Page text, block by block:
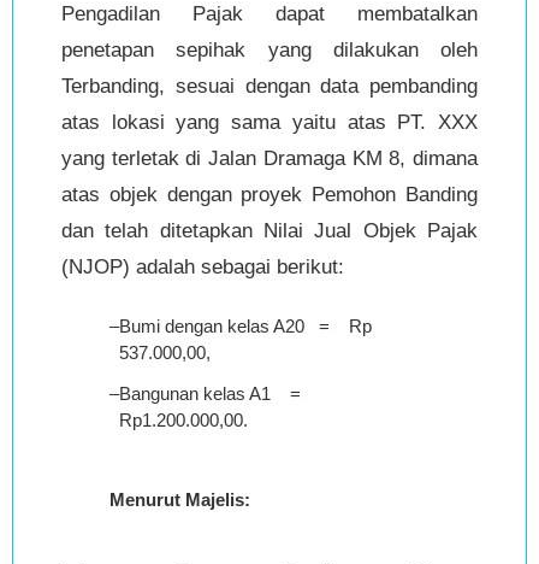
Pengadilan Pajak dapat membatalkan
penetapan sepihak yang dilakukan oleh
Terbanding, sesuai dengan data pembanding
atas lokasi yang sama yaitu atas PT. XXX
yang terletak di Jalan Dramaga KM 8, dimana
atas objek dengan proyek Pemohon Banding
dan telah ditetapkan Nilai Jual Objek Pajak
(NJOP) adalah sebagai berikut:
–Bumi dengan kelas A20 = Rp
537.000,00,
–Bangunan kelas A1 =
Rp1.200.000,00.
Menurut Majelis: